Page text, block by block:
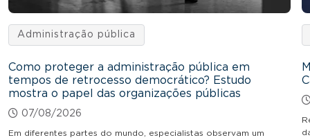
Administração pública
Como proteger a administração pública em
tempos de retrocesso democrático? Estudo
mostra o papel das organizações públicas
07/08/2026
Em diferentes partes do mundo, especialistas observam um